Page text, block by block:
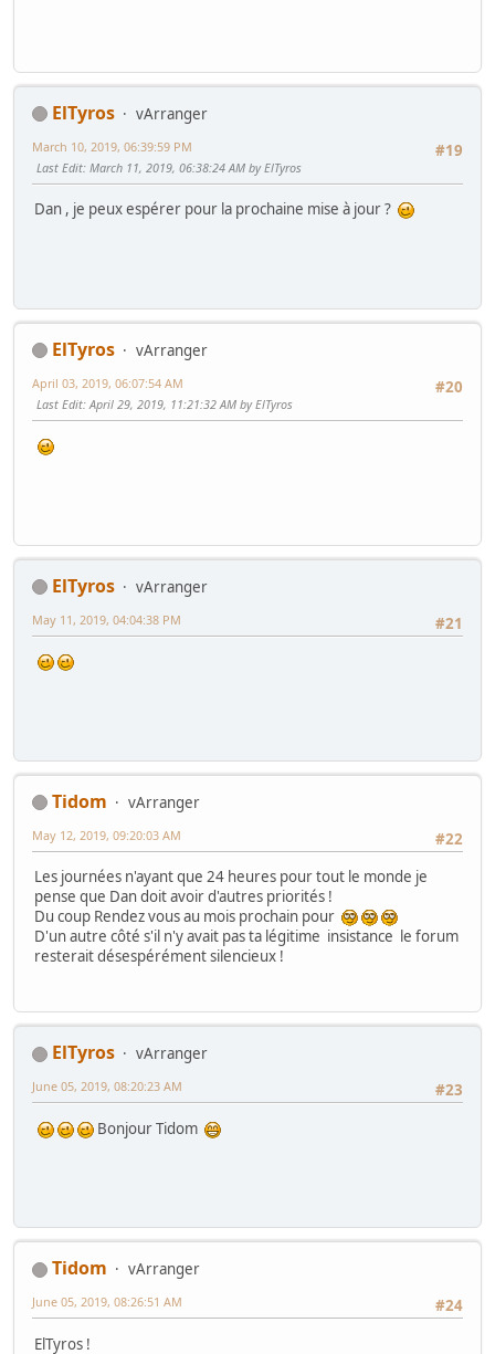
ElTyros
vArranger
#19
March 10, 2019, 06:39:59 PM
Last Edit: March 11, 2019, 06:38:24 AM by ElTyros
Dan , je peux espérer pour la prochaine mise à jour ?
ElTyros
vArranger
#20
April 03, 2019, 06:07:54 AM
Last Edit: April 29, 2019, 11:21:32 AM by ElTyros
ElTyros
vArranger
#21
May 11, 2019, 04:04:38 PM
Tidom
vArranger
#22
May 12, 2019, 09:20:03 AM
Les journées n'ayant que 24 heures pour tout le monde je
pense que Dan doit avoir d'autres priorités !
Du coup Rendez vous au mois prochain pour
D'un autre côté s'il n'y avait pas ta légitime insistance le forum
resterait désespérément silencieux !
ElTyros
vArranger
#23
June 05, 2019, 08:20:23 AM
Bonjour Tidom
Tidom
vArranger
#24
June 05, 2019, 08:26:51 AM
ElTyros !